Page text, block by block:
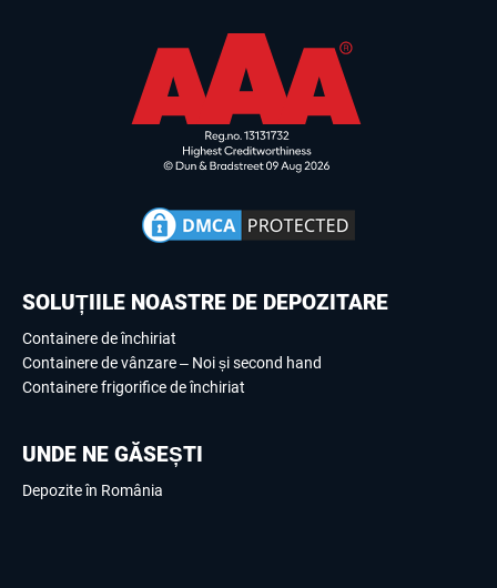
SOLUȚIILE NOASTRE DE DEPOZITARE
Containere de închiriat
Containere de vânzare – Noi și second hand
Containere frigorifice de închiriat
UNDE NE GĂSEȘTI
Depozite în România